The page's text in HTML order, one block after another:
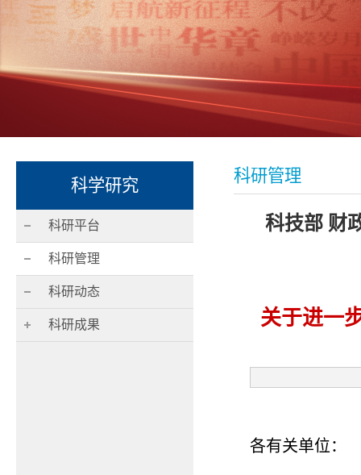
科学研究
科研平台
科研管理
科研动态
科研成果
科研管理
科技部 财
关于进一
各有关单位：